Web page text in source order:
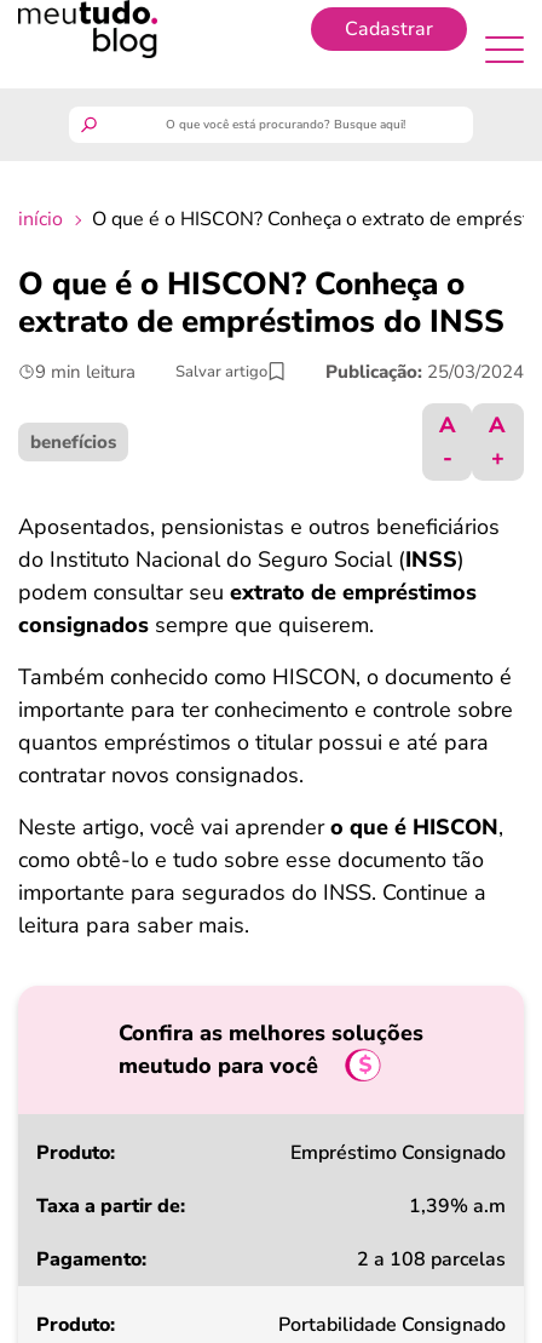
Cadastrar
finanças
benefícios
crédito fácil
ferramentas
início O que é o HISCON? Conheça o extrato de
O que é o HISCON? Conheça o
extrato de empréstimos do INSS
9 min leitura Salvar artigo Publicação: 25/03/2024
benefícios
A
-
A
+
Aposentados, pensionistas e outros beneficiários
do Instituto Nacional do Seguro Social (INSS)
podem consultar seu extrato de empréstimos
consignados sempre que quiserem.
Também conhecido como HISCON, o documento é
importante para ter conhecimento e controle sobre
quantos empréstimos o titular possui e até para
contratar novos consignados.
Neste artigo, você vai aprendero que é HISCON,
como obtê-lo e tudo sobre esse documento tão
importante para segurados do INSS. Continue a
leitura para saber mais.
Confira as melhores soluções
meutudo para você
Produto
a
de
Empréstimo Consignado
1,39% a.m
2 a 108 parcelas
Portabilidade Consignado